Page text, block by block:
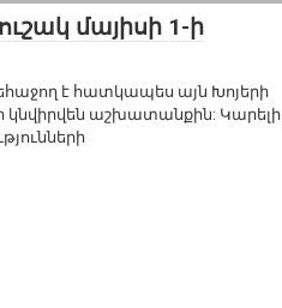
մայիսի 1-ի
է հատկապես այն Խոյերի
կնվիրվեն աշխատանքին: Կարելի